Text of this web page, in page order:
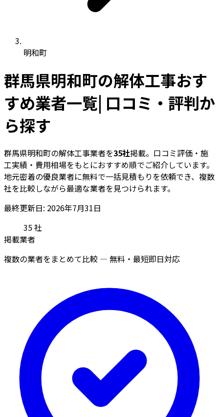
明和町
群馬県明和町の解体工事おす
すめ業者一覧| 口コミ・評判か
ら探す
群馬県明和町の解体工事業者を35社掲載。口コミ評価・施
工実績・費用相場をもとにおすすめ順でご紹介しています。
地元密着の優良業者に無料で一括見積もりを依頼でき、複数
社を比較しながら最適な業者を見つけられます。
最終更新日: 2026年7月31日
35社
掲載業者
複数の業者をまとめて比較 — 無料・最短即日対応